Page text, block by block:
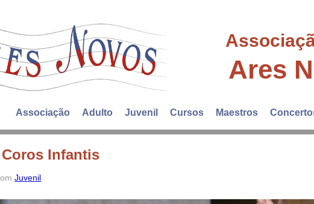
Ares
Associação Adulto Juvenil Cursos Maestros
Infantis
Juvenil